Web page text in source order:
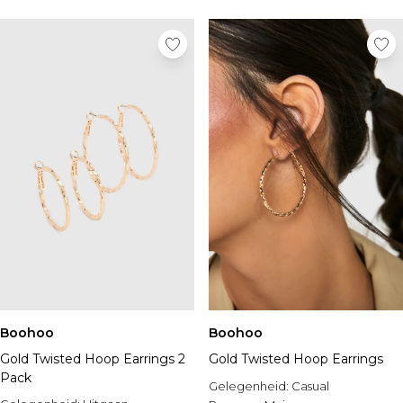
Zonnebrillen
Mutsen & Petten
Sieraden & Horloges
Ondergoed
Sokken
Tassen & Portemonnees
Riemen
Merken die we leuk vinden
Heren Sale
Alle Heren Sale
Boohoo
Gold Twisted Hoop Earrings 2
Pack
Boohoo
Gold Twisted Hoop Earrings
Gelegenheid: Casual